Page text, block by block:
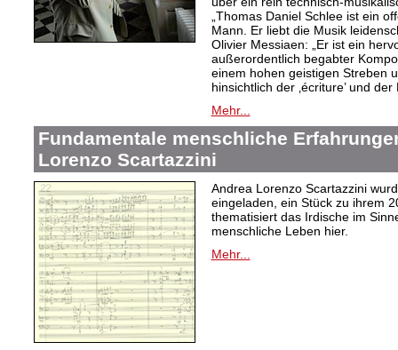
„Thomas Daniel Schlee ist ein
Mann. Er liebt die Musik
Olivier Messiaen: „Er ist ein
außerordentlich begabter
einem hohen geistigen Streben
hinsichtlich der ‚écriture’ und der
Mehr...
Fundamentale menschliche
Lorenzo Scartazzini
Andrea Lorenzo Scartazzini
eingeladen, ein Stück zu ihrem
thematisiert das Irdische im
menschliche Leben hier.
Mehr...